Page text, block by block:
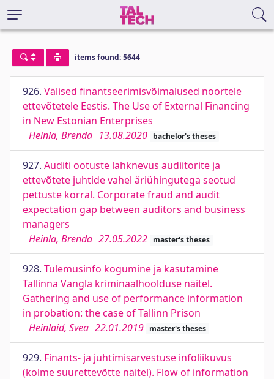
items found: 5644
926. Välised finantseerimisvõimalused noortele
ettevõtetele Eestis. The Use of External Financing
in New Estonian Enterprises
Heinla, Brenda 13.08.2020 bachelor's theses
927. Auditi ootuste lahknevus audiitorite ja
ettevõtete juhtide vahel äriühingutega seotud
pettuste korral. Corporate fraud and audit
expectation gap between auditors and business
managers
Heinla, Brenda 27.05.2022 master's theses
928. Tulemusinfo kogumine ja kasutamine
Tallinna Vangla kriminaalhoolduse näitel.
Gathering and use of performance information
in probation: the case of Tallinn Prison
Heinlaid, Svea 22.01.2019 master's theses
929. Finants- ja juhtimisarvestuse infoliikuvus
(kolme suurettevõtte näitel). Flow of information